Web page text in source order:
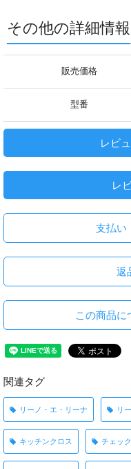
その他の詳細情報
販売価格
型番
レビ
レ
支払い
返
この商品に
関連タグ
リーノ・エ・リーナ リ
キッチンクロス チェック